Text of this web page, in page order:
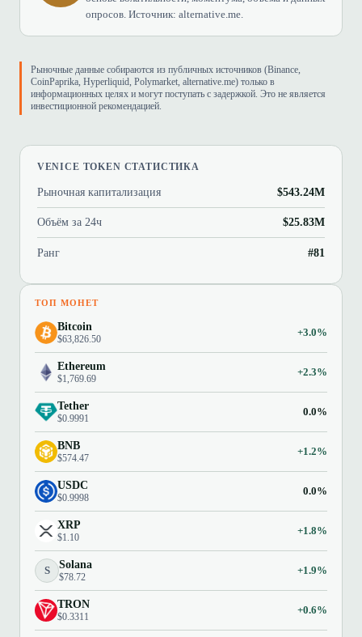
опросов. Источник: alternative.me.
Рыночные данные собираются из публичных источников (Binance,
CoinPaprika, Hyperliquid, Polymarket, alternative.me) только в
информационных целях и могут поступать с задержкой. Это не является
инвестиционной рекомендацией.
VENICE TOKEN СТАТИСТИКА
Рыночная капитализация $543.24M
Объём за 24ч $25.83M
Ранг #81
ТОП МОНЕТ
Bitcoin
$63,826.50
+3.0%
Ethereum
$1,769.69
+2.3%
Tether
$0.9991
0.0%
BNB
$574.47
+1.2%
USDC
$0.9998
0.0%
XRP
$1.10
+1.8%
S Solana
$78.72
+1.9%
TRON
$0.3311
+0.6%